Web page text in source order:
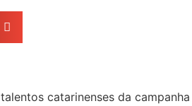
catarinenses da campanha